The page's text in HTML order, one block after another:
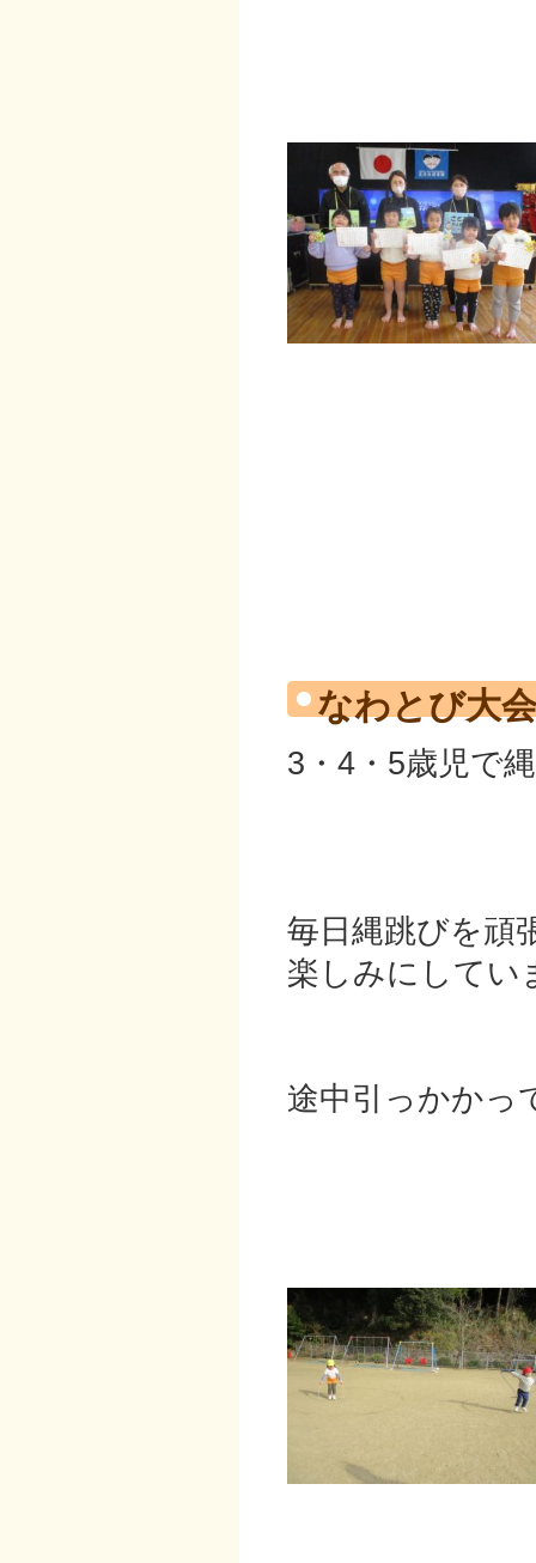
なわとび大
3・4・5歳児で
毎日縄跳びを頑
楽しみにしてい
途中引っかかっ